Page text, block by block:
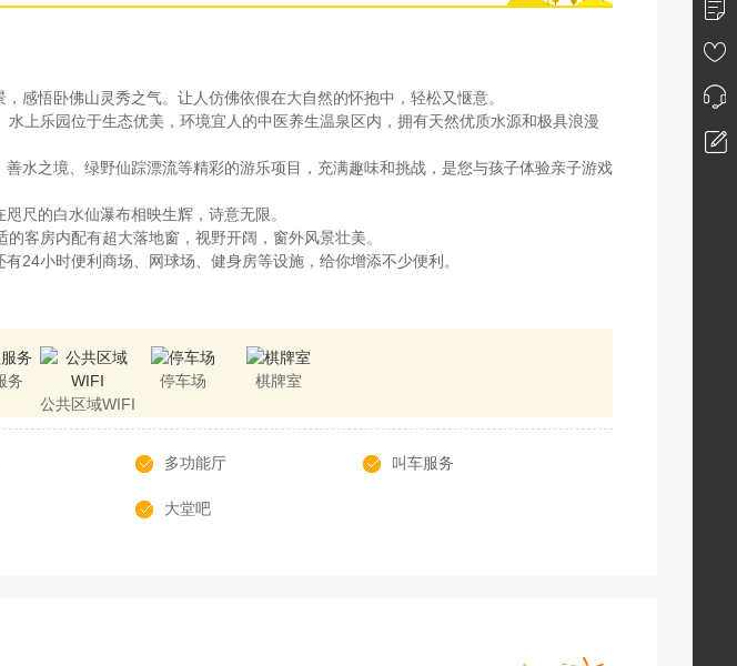
感悟卧佛山灵秀之气。让人仿佛依偎在大自然的怀抱中，轻松又惬意。
上乐园位于生态优美，环境宜人的中医养生温泉区内，拥有天然优质水源和极具浪漫
水之境、绿野仙踪漂流等精彩的游乐项目，充满趣味和挑战，是您与孩子体验亲子游戏
尺的白水仙瀑布相映生辉，诗意无限。
客房内配有超大落地窗，视野开阔，窗外风景壮美。
24小时便利商场、网球场、健身房等设施，给你增添不少便利。
务
公共区域WIFI
停车场 棋牌室
多功能厅 叫车服务
大堂吧